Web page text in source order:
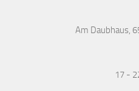
Am Daubhaus,
17 -